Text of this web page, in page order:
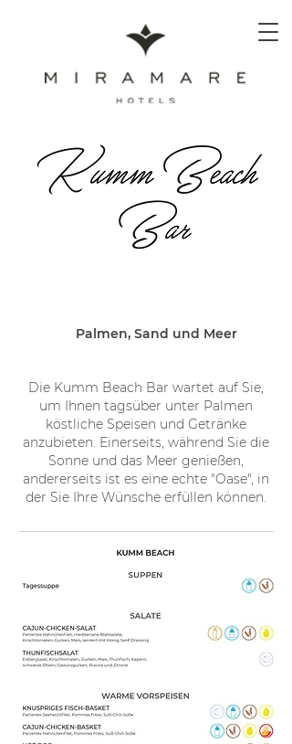
Palmen, Sand und Meer
Die Kumm Beach Bar wartet auf Sie,
um Ihnen tagsüber unter Palmen
köstliche Speisen und Getränke
anzubieten. Einerseits, während Sie die
Sonne und das Meer genießen,
andererseits ist es eine echte "Oase", in
der Sie Ihre Wünsche erfüllen können.